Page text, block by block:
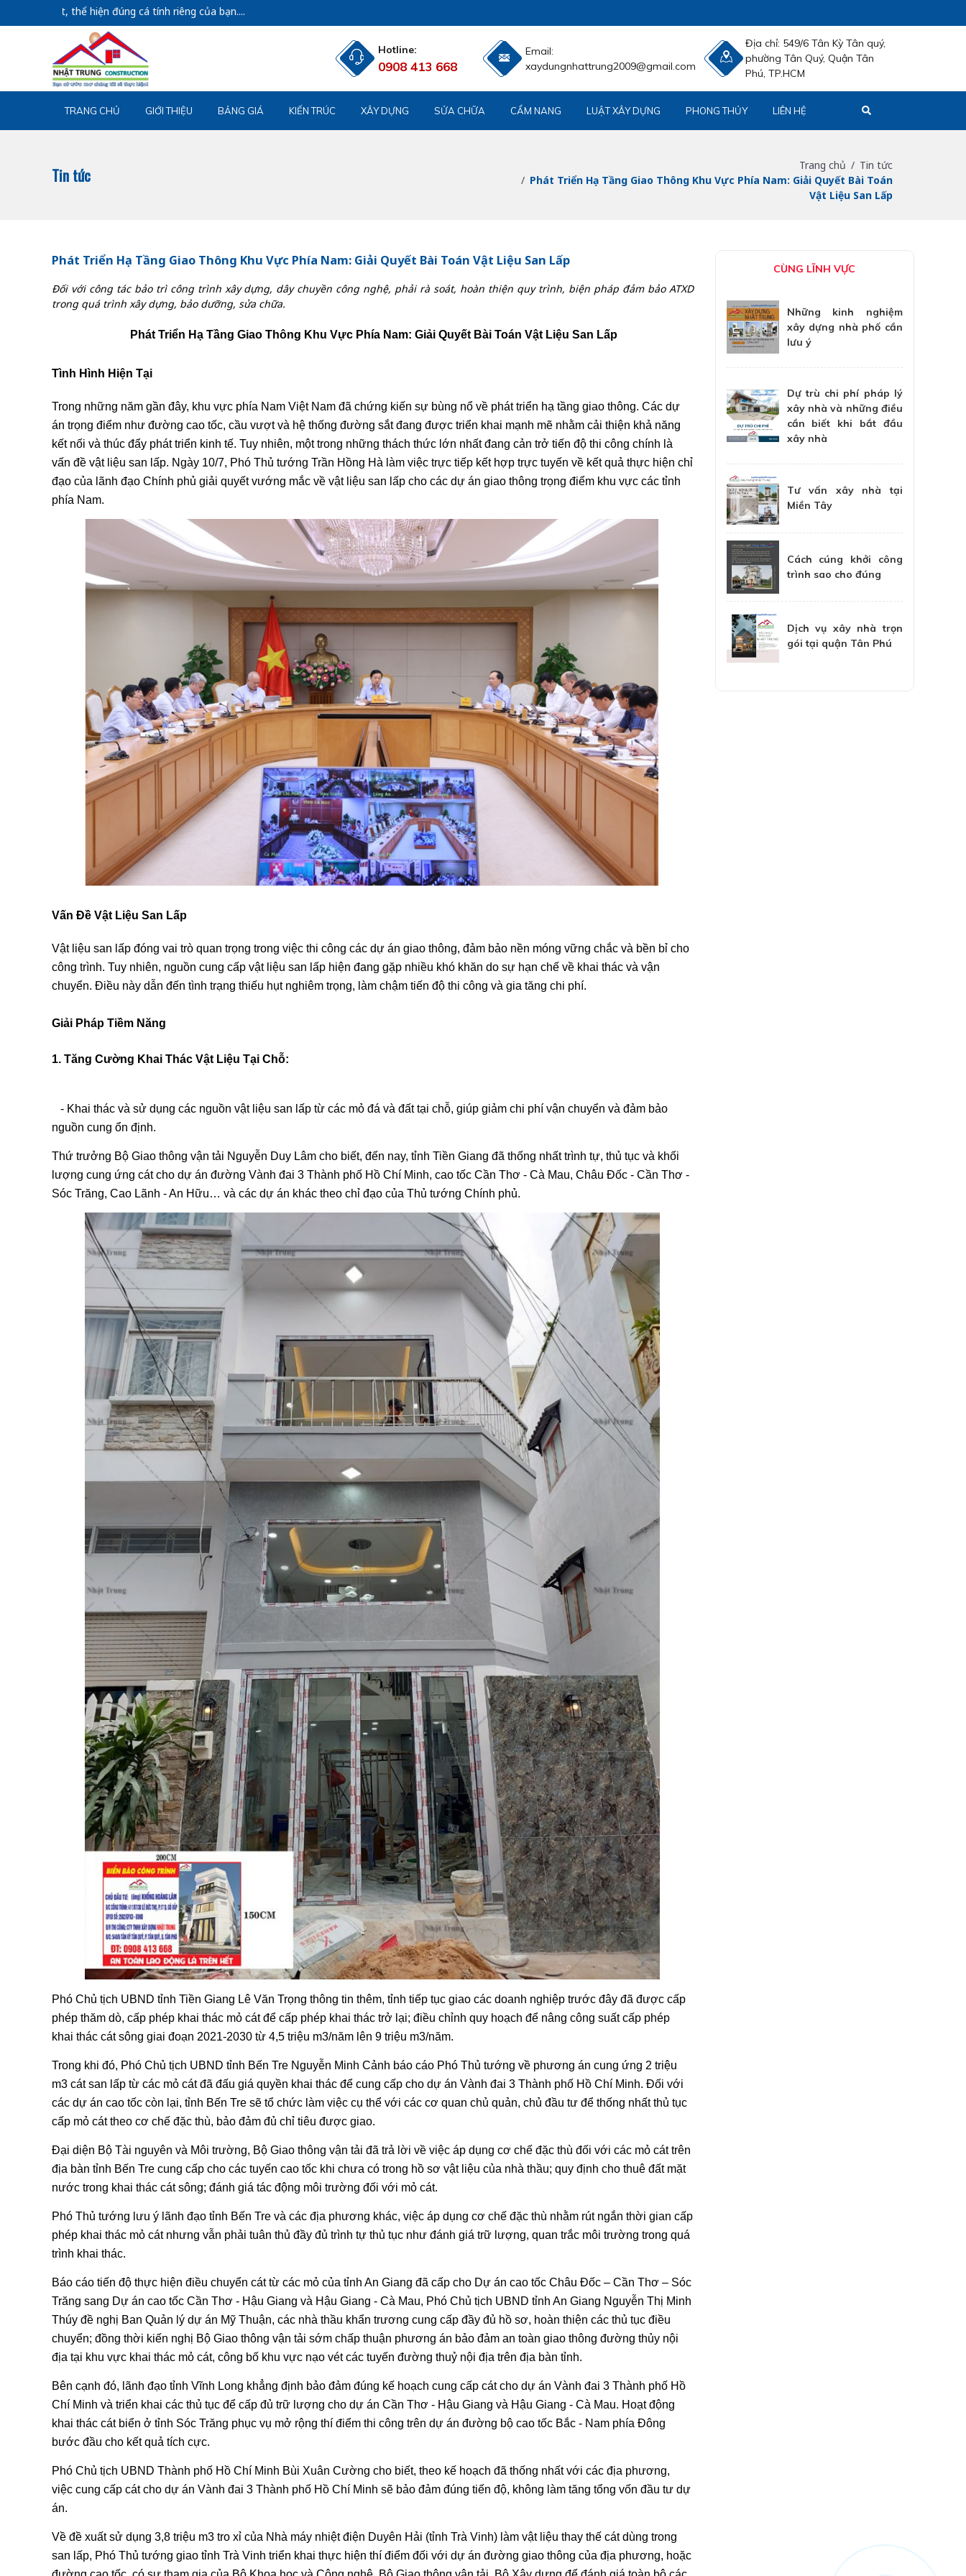
đúng cá tính riêng của bạn....
Hotline:
0908 413 668
Email:
xaydungnhattrung2009@gmail.com
Địa chỉ: 549/6 Tân Kỳ Tân quý,
phường Tân Quý, Quận Tân
Phú, TP.HCM
TRANG CHỦ GIỚI THIỆU BẢNG GIÁ KIẾN TRÚC XÂY DỰNG SỬA CHỮA CẨM NANG LUẬT XÂY DỰNG PHONG THỦY LIÊN HỆ
Tin tức Trang chủ
Tin tức
Phát Triển Hạ Tầng Giao Thông Khu Vực Phía Nam: Giải Quyết Bài Toán
Vật Liệu San Lấp
Phát Triển Hạ Tầng Giao Thông Khu Vực Phía Nam: Giải Quyết Bài Toán Vật Liệu San Lấp
Đối với công tác bảo trì công trình xây dựng, dây chuyền công nghệ, phải rà soát, hoàn thiện quy trình, biện pháp đảm bảo ATXD
trong quá trình xây dựng, bảo dưỡng, sửa chữa.
Phát Triển Hạ Tầng Giao Thông Khu Vực Phía Nam: Giải Quyết Bài Toán Vật Liệu San Lấp
Tình Hình Hiện Tại
Trong những năm gần đây, khu vực phía Nam Việt Nam đã chứng kiến sự bùng nổ về phát triển hạ tầng giao thông. Các dự
án trọng điểm như đường cao tốc, cầu vượt và hệ thống đường sắt đang được triển khai mạnh mẽ nhằm cải thiện khả năng
kết nối và thúc đẩy phát triển kinh tế. Tuy nhiên, một trong những thách thức lớn nhất đang cản trở tiến độ thi công chính là
vấn đề vật liệu san lấp. Ngày 10/7, Phó Thủ tướng Trần Hồng Hà làm việc trực tiếp kết hợp trực tuyến về kết quả thực hiện chỉ
đạo của lãnh đạo Chính phủ giải quyết vướng mắc về vật liệu san lấp cho các dự án giao thông trọng điểm khu vực các tỉnh
phía Nam.
Vấn Đề Vật Liệu San Lấp
Vật liệu san lấp đóng vai trò quan trọng trong việc thi công các dự án giao thông, đảm bảo nền móng vững chắc và bền bỉ cho
công trình. Tuy nhiên, nguồn cung cấp vật liệu san lấp hiện đang gặp nhiều khó khăn do sự hạn chế về khai thác và vận
chuyển. Điều này dẫn đến tình trạng thiếu hụt nghiêm trọng, làm chậm tiến độ thi công và gia tăng chi phí.
Giải Pháp Tiềm Năng
1. Tăng Cường Khai Thác Vật Liệu Tại Chỗ:
- Khai thác và sử dụng các nguồn vật liệu san lấp từ các mỏ đá và đất tại chỗ, giúp giảm chi phí vận chuyển và đảm bảo
nguồn cung ổn định.
Thứ trưởng Bộ Giao thông vận tải Nguyễn Duy Lâm cho biết, đến nay, tỉnh Tiền Giang đã thống nhất trình tự, thủ tục và khối
lượng cung ứng cát cho dự án đường Vành đai 3 Thành phố Hồ Chí Minh, cao tốc Cần Thơ - Cà Mau, Châu Đốc - Cần Thơ -
Sóc Trăng, Cao Lãnh - An Hữu… và các dự án khác theo chỉ đạo của Thủ tướng Chính phủ.
Phó Chủ tịch UBND tỉnh Tiền Giang Lê Văn Trọng thông tin thêm, tỉnh tiếp tục giao các doanh nghiệp trước đây đã được cấp
phép thăm dò, cấp phép khai thác mỏ cát để cấp phép khai thác trở lại; điều chỉnh quy hoạch để nâng công suất cấp phép
khai thác cát sông giai đoạn 2021-2030 từ 4,5 triệu m3/năm lên 9 triệu m3/năm.
Trong khi đó, Phó Chủ tịch UBND tỉnh Bến Tre Nguyễn Minh Cảnh báo cáo Phó Thủ tướng về phương án cung ứng 2 triệu
m3 cát san lấp từ các mỏ cát đã đấu giá quyền khai thác để cung cấp cho dự án Vành đai 3 Thành phố Hồ Chí Minh. Đối với
các dự án cao tốc còn lại, tỉnh Bến Tre sẽ tổ chức làm việc cụ thể với các cơ quan chủ quản, chủ đầu tư để thống nhất thủ tục
cấp mỏ cát theo cơ chế đặc thù, bảo đảm đủ chỉ tiêu được giao.
Đại diện Bộ Tài nguyên và Môi trường, Bộ Giao thông vận tải đã trả lời về việc áp dụng cơ chế đặc thù đối với các mỏ cát trên
địa bàn tỉnh Bến Tre cung cấp cho các tuyến cao tốc khi chưa có trong hồ sơ vật liệu của nhà thầu; quy định cho thuê đất mặt
nước trong khai thác cát sông; đánh giá tác động môi trường đối với mỏ cát.
Phó Thủ tướng lưu ý lãnh đạo tỉnh Bến Tre và các địa phương khác, việc áp dụng cơ chế đặc thù nhằm rút ngắn thời gian cấp
phép khai thác mỏ cát nhưng vẫn phải tuân thủ đầy đủ trình tự thủ tục như đánh giá trữ lượng, quan trắc môi trường trong quá
trình khai thác.
Báo cáo tiến độ thực hiện điều chuyển cát từ các mỏ của tỉnh An Giang đã cấp cho Dự án cao tốc Châu Đốc – Cần Thơ – Sóc
Trăng sang Dự án cao tốc Cần Thơ - Hậu Giang và Hậu Giang - Cà Mau, Phó Chủ tịch UBND tỉnh An Giang Nguyễn Thị Minh
Thúy đề nghị Ban Quản lý dự án Mỹ Thuận, các nhà thầu khẩn trương cung cấp đầy đủ hồ sơ, hoàn thiện các thủ tục điều
chuyển; đồng thời kiến nghị Bộ Giao thông vận tải sớm chấp thuận phương án bảo đảm an toàn giao thông đường thủy nội
địa tại khu vực khai thác mỏ cát, công bố khu vực nạo vét các tuyến đường thuỷ nội địa trên địa bàn tỉnh.
Bên cạnh đó, lãnh đạo tỉnh Vĩnh Long khẳng định bảo đảm đúng kế hoạch cung cấp cát cho dự án Vành đai 3 Thành phố Hồ
Chí Minh và triển khai các thủ tục để cấp đủ trữ lượng cho dự án Cần Thơ - Hậu Giang và Hậu Giang - Cà Mau. Hoạt động
khai thác cát biển ở tỉnh Sóc Trăng phục vụ mở rộng thí điểm thi công trên dự án đường bộ cao tốc Bắc - Nam phía Đông
bước đầu cho kết quả tích cực.
Phó Chủ tịch UBND Thành phố Hồ Chí Minh Bùi Xuân Cường cho biết, theo kế hoạch đã thống nhất với các địa phương,
việc cung cấp cát cho dự án Vành đai 3 Thành phố Hồ Chí Minh sẽ bảo đảm đúng tiến độ, không làm tăng tổng vốn đầu tư dự
án.
Về đề xuất sử dụng 3,8 triệu m3 tro xỉ của Nhà máy nhiệt điện Duyên Hải (tỉnh Trà Vinh) làm vật liệu thay thế cát dùng trong
san lấp, Phó Thủ tướng giao tỉnh Trà Vinh triển khai thực hiện thí điểm đối với dự án đường giao thông của địa phương, hoặc
CÙNG LĨNH VỰC
Những kinh nghiệm
xây dựng nhà phố cần
lưu ý
Dự trù chi phí pháp lý
xây nhà và những điều
cần biết khi bắt đầu
xây nhà
Tư vấn xây nhà tại
Miền Tây
Cách cúng khởi công
trình sao cho đúng
Dịch vụ xây nhà trọn
gói tại quận Tân Phú